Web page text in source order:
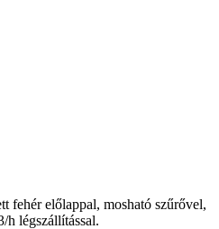
fehér előlappal, mosható szűrővel,
h légszállítással.